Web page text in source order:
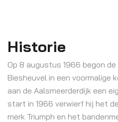
Historie
Op 8 augustus 1966 begon
Biesheuvel in een voormalige
aan de Aalsmeerderdijk een
start in 1966 verwierf hij het
merk Triumph en het